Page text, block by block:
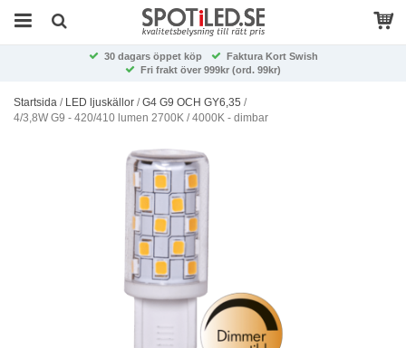
30 dagars öppet köp
Faktura Kort Swish
Fri frakt över 999kr (ord. 99kr)
Startsida / LED ljuskällor /G4 G9 OCH GY6,35 /
4/3,8W G9 - 420/410 lumen 2700K / 4000K - dimbar